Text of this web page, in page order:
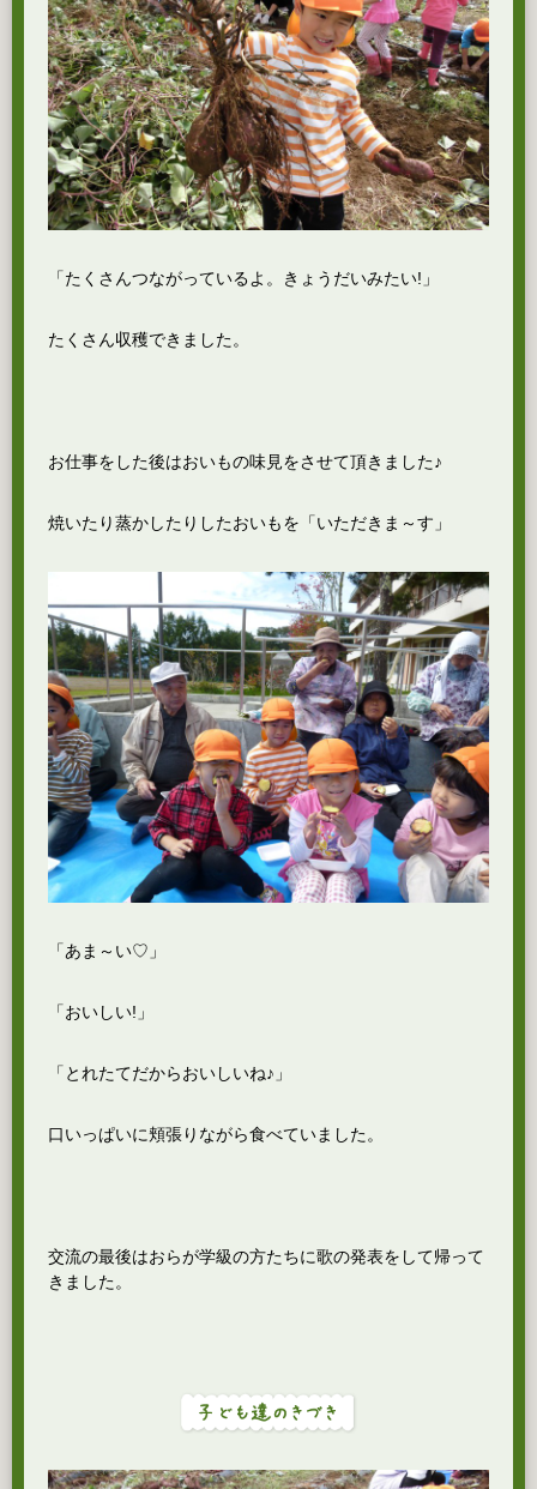
「たくさんつながっているよ。きょうだいみたい!」
たくさん収穫できました。
お仕事をした後はおいもの味見をさせて頂きました♪
焼いたり蒸かしたりしたおいもを「いただきま～す」
「あま～い♡」
「おいしい!」
「とれたてだからおいしいね♪」
口いっぱいに頬張りながら食べていました。
交流の最後はおらが学級の方たちに歌の発表をして帰って
きました。